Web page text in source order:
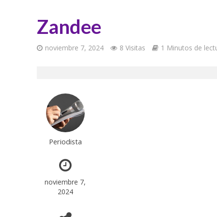
Zandee
noviembre 7, 2024 8 Visitas 1 Minutos de
Periodista
noviembre 7,
2024